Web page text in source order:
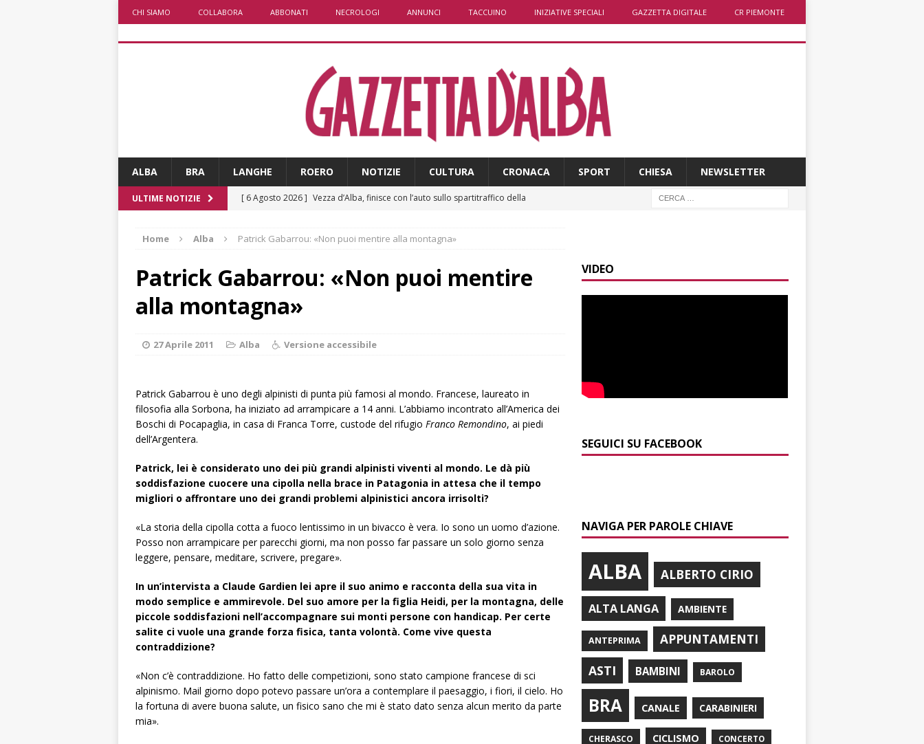
CHI SIAMO COLLABORA ABBONATI NECROLOGI ANNUNCI TACCUINO INIZIATIVE SPECIALI GAZZETTA DIGITALE CR PIEMONTE
ALBA BRA LANGHE ROERO NOTIZIE CULTURA CRONACA SPORT CHIESA NEWSLETTER
ULTIME NOTIZIE [ 6 Agosto 2026 ] Vezza d’Alba, finisce con l’auto sullo spartitraffico della
[ 6 Agosto 2026 ] La bella stagione riporta l’allarme sulle strade: cresce il
numero
Piemonte punta sull’automotive con le Aree di Accelerazione
ALTRE NOTIZIE
[ 6 Agosto 2026 ]
planetario sulla collina di Pino torinese
ALBA
[ 6 Agosto 2026 ] Incendio a Valdieri, trasferiti per precauzione gli scout
[ 6 Agosto 2026 ]
Palio di Asti, Andrea Calamassi confermato mossiere per
l’edizione 2026
ALTRE NOTIZIE
[ 6 Agosto 2026 ] Bra e Boschetto piangono Giuseppe Ambrogio, una vita tra la
terra e la comunità braidese
BRA
Home Alba Patrick Gabarrou: «Non puoi mentire alla montagna»
Patrick Gabarrou: «Non puoi mentire
alla montagna»
27 Aprile 2011 Alba Versione accessibile
Patrick Gabarrou è uno degli alpinisti di punta più famosi al mondo. Francese, laureato in
filosofia alla Sorbona, ha iniziato ad arrampicare a 14 anni. L’abbiamo incontrato all’America dei
Boschi di Pocapaglia, in casa di Franca Torre, custode del rifugio Franco Remondino, ai piedi
dell’Argentera.
Patrick, lei è considerato uno dei più grandi alpinisti viventi al mondo. Le dà più
soddisfazione cuocere una cipolla nella brace in Patagonia in attesa che il tempo
migliori o affrontare uno dei grandi problemi alpinistici ancora irrisolti?
«La storia della cipolla cotta a fuoco lentissimo in un bivacco è vera. Io sono un uomo d’azione.
Posso non arrampicare per parecchi giorni, ma non posso far passare un solo giorno senza
leggere, pensare, meditare, scrivere, pregare».
In un’intervista a Claude Gardien lei apre il suo animo e racconta della sua vita in
modo semplice e ammirevole. Del suo amore per la figlia Heidi, per la montagna, delle
piccole soddisfazioni nell’accompagnare sui monti persone con handicap. Per certe
salite ci vuole una grande forza fisica, tanta volontà. Come vive questa
contraddizione?
«Non c’è contraddizione. Ho fatto delle competizioni, sono stato campione francese di sci
alpinismo. Mail giorno dopo potevo passare un’ora a contemplare il paesaggio, i fiori, il cielo. Ho
la fortuna di avere buona salute, un fisico sano che mi è stato dato senza alcun merito da parte
mia».
VIDEO
SEGUICI SU FACEBOOK
NAVIGA PER PAROLE CHIAVE
ALBA ALBERTO CIRIO
ALTA LANGA AMBIENTE
ANTEPRIMA
APPUNTAMENTI
ASTI
BAMBINI BAROLO
BRA CANALE CARABINIERI
CHERASCO CICLISMO CONCERTO